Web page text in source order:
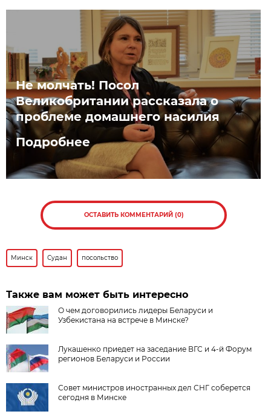
Не молчать! Посол
Великобритании рассказала о
проблеме домашнего насилия
Подробнее
ОСТАВИТЬ КОММЕНТАРИЙ (0)
Минск Судан посольство
Также вам может быть интересно
О чем договорились лидеры Беларуси и
Узбекистана на встрече в Минске?
Лукашенко приедет на заседание ВГС и 4-й Форум
регионов Беларуси и России
Совет министров иностранных дел СНГ соберется
сегодня в Минске